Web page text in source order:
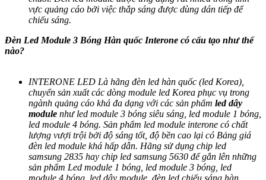
vực quảng cáo bởi việc thắp sáng được dùng dán tiếp để
chiếu sáng.
Đèn Led Module 3 Bóng Hàn quốc Interone có cấu tạo như thế
nào?
INTERONE LED Là hãng đèn led hàn quốc (led Korea),
chuyển sản xuất các dòng module led Korea phục vụ trong
ngành quảng cáo khá đa dạng với các sản phẩm led dây
module như led module 3 bóng siêu sáng, led module 1 bóng,
led module 4 bóng. Sản phẩm led module interone có chất
lượng vượi trội bởi độ sáng tốt, độ bền cao lại có Bảng giá
đèn led module khá hấp dẫn. Hãng sử dụng chip led
samsung 2835 hay chip led samsung 5630 để gắn lên những
sản phẩm Led module 1 bóng, led module 3 bóng, led
module 4 bóng, led dây module, đèn led chiếu sáng hàn